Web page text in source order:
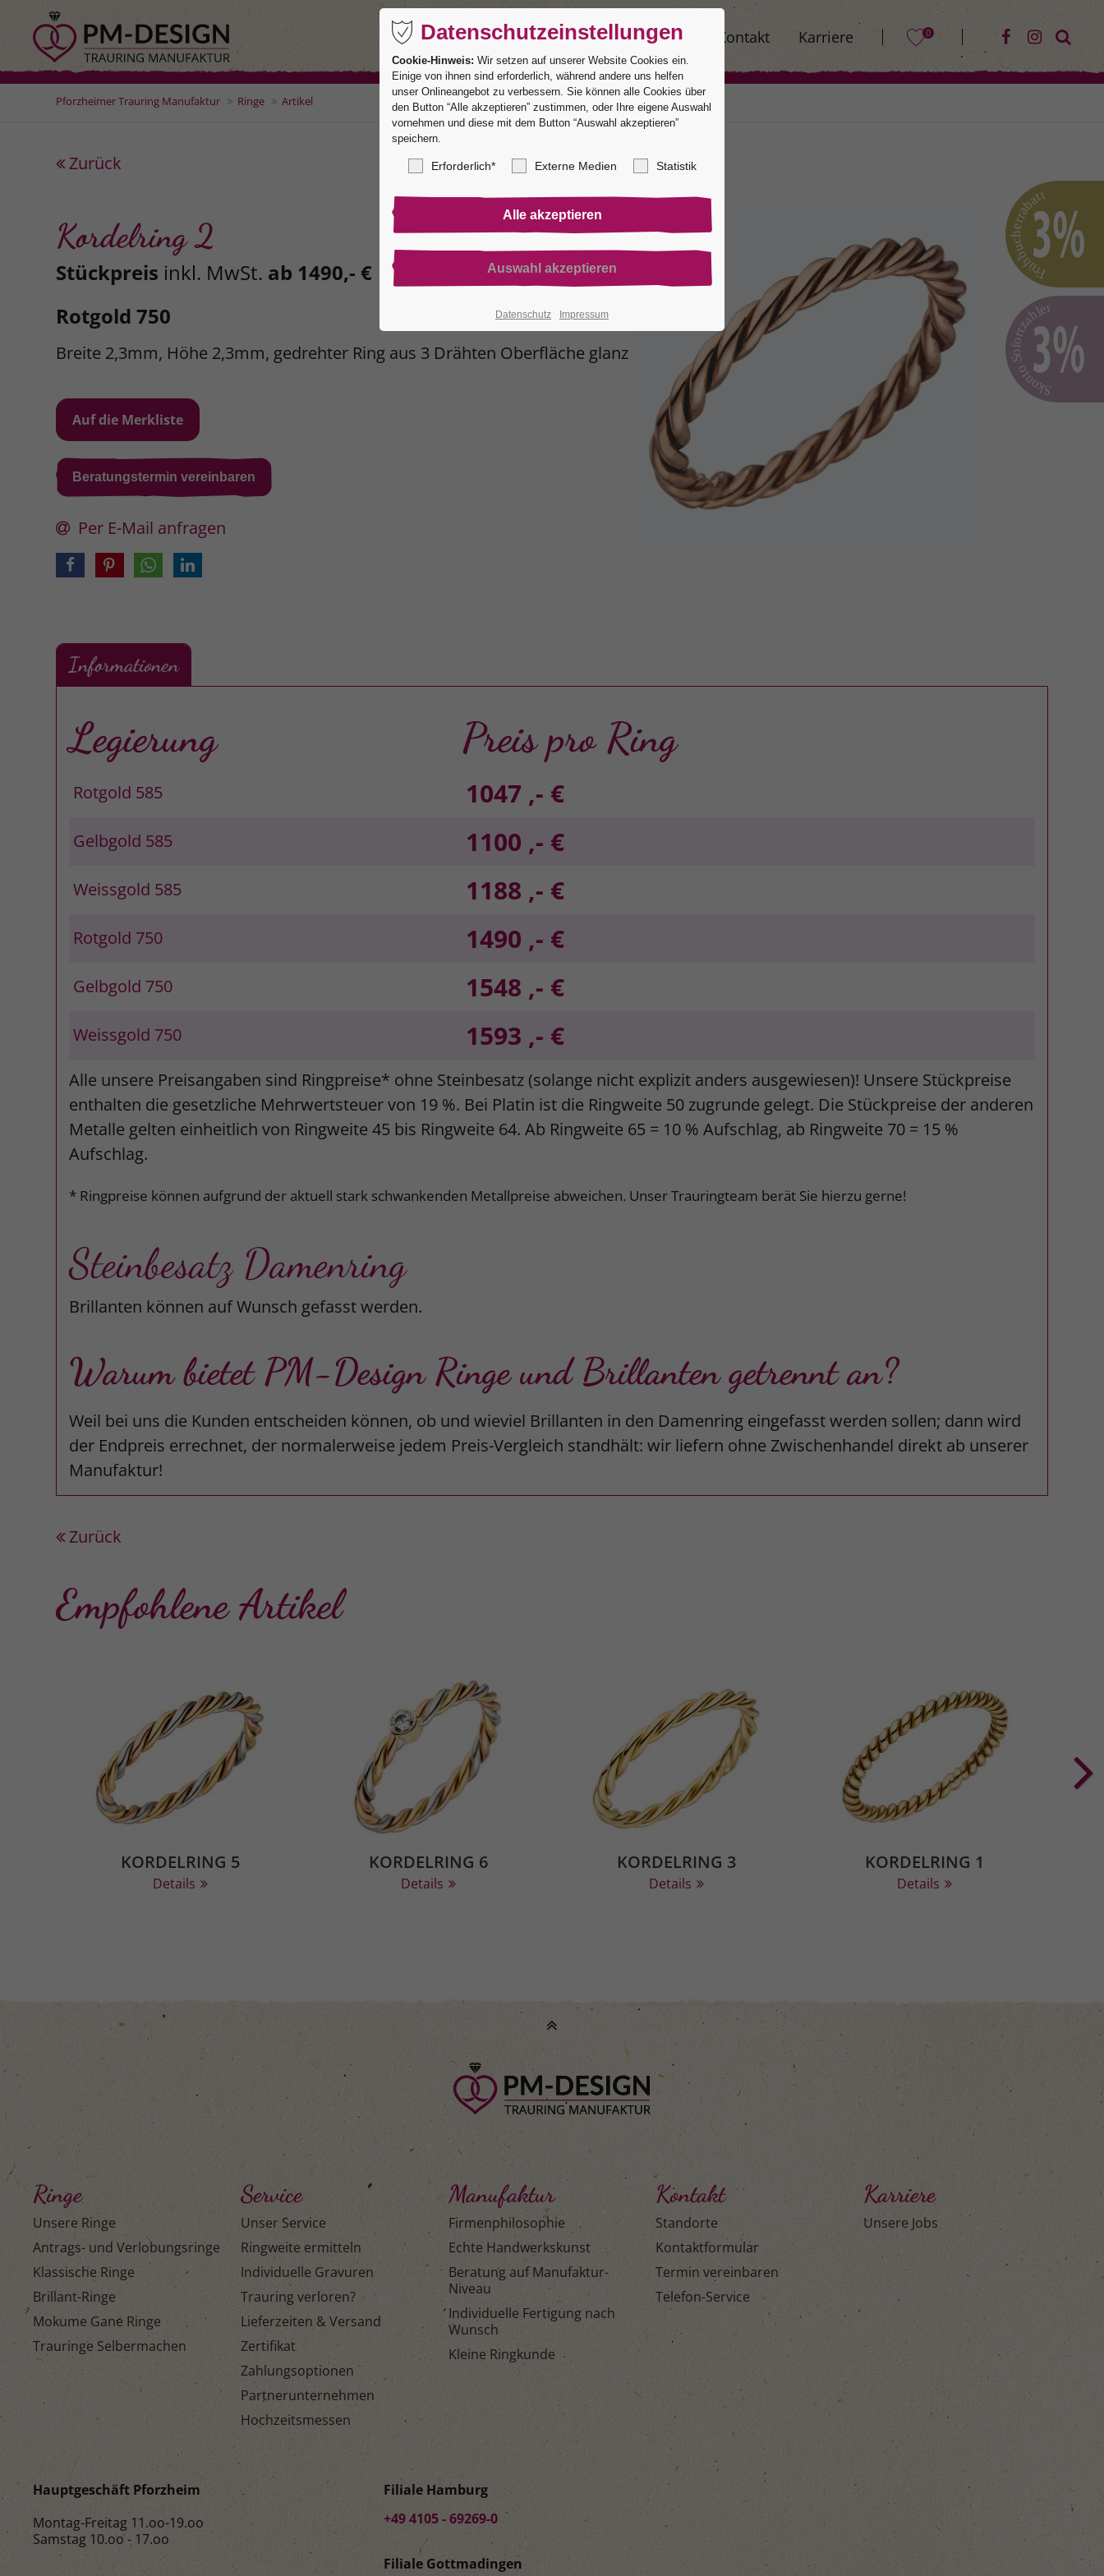
Ringe Service Manufaktur Kontakt Karriere 0
Pforzheimer Trauring Manufaktur Ringe Artikel
Zurück
Kordelring 2
Stückpreis inkl. MwSt. ab 1490,- €
Rotgold 750
Breite 2,3mm, Höhe 2,3mm, gedrehter Ring aus 3 Drähten Oberfläche glanz
Beratungstermin vereinbaren
Per E-Mail anfragen
Informationen
Legierung Preis pro Ring
Rotgold 585 1047 ,- €
Gelbgold 585 1100 ,- €
Weissgold 585 1188 ,- €
Rotgold 750 1490 ,- €
Gelbgold 750 1548 ,- €
Weissgold 750 1593 ,- €
Alle unsere Preisangaben sind Ringpreise* ohne Steinbesatz (solange nicht explizit anders ausgewiesen)! Unsere Stückpreise
enthalten die gesetzliche Mehrwertsteuer von 19 %. Bei Platin ist die Ringweite 50 zugrunde gelegt. Die Stückpreise der anderen
Metalle gelten einheitlich von Ringweite 45 bis Ringweite 64. Ab Ringweite 65 = 10 % Aufschlag, ab Ringweite 70 = 15 %
Aufschlag.
* Ringpreise können aufgrund der aktuell stark schwankenden Metallpreise abweichen. Unser Trauringteam berät Sie hierzu gerne!
Steinbesatz Damenring
Brillanten können auf Wunsch gefasst werden.
Warum bietet PM-Design Ringe und Brillanten getrennt an?
Weil bei uns die Kunden entscheiden können, ob und wieviel Brillanten in den Damenring eingefasst werden sollen; dann wird
der Endpreis errechnet, der normalerweise jedem Preis-Vergleich standhält: wir liefern ohne Zwischenhandel direkt ab unserer
Manufaktur!
Zurück
Empfohlene Artikel
KORDELRING 5
Details
KORDELRING 6
Details
KORDELRING 3
Details
KORDELRING 1
Details
Ringe
Unsere Ringe
Antrags- und Verlobungsringe
Klassische Ringe
Brillant-Ringe
Mokume Gane Ringe
Trauringe Selbermachen
Service
Unser Service
Ringweite ermitteln
Individuelle Gravuren
Trauring verloren?
Lieferzeiten & Versand
Zertifikat
Zahlungsoptionen
Partnerunternehmen
Hochzeitsmessen
Manufaktur
Firmenphilosophie
Echte Handwerkskunst
Beratung auf Manufaktur-
Niveau
Individuelle Fertigung nach
Wunsch
Kleine Ringkunde
Kontakt
Standorte
Kontaktformular
Termin vereinbaren
Telefon-Service
Karriere
Unsere Jobs
Hauptgeschäft Pforzheim
Montag-Freitag 11.oo-19.oo
Samstag 10.oo - 17.oo
Filiale Hamburg
+49 4105 - 69269-0
Filiale Gottmadingen
Datenschutzeinstellungen
Cookie-Hinweis: Wir setzen auf unserer Website Cookies ein.
Einige von ihnen sind erforderlich, während andere uns helfen
unser Onlineangebot zu verbessern. Sie können alle Cookies über
den Button “Alle akzeptieren” zustimmen, oder Ihre eigene Auswahl
vornehmen und diese mit dem Button “Auswahl akzeptieren”
speichern.
Erforderlich* Externe Medien Statistik
Datenschutz Impressum